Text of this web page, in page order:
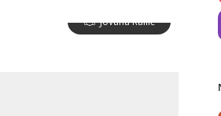
Jovana Railić